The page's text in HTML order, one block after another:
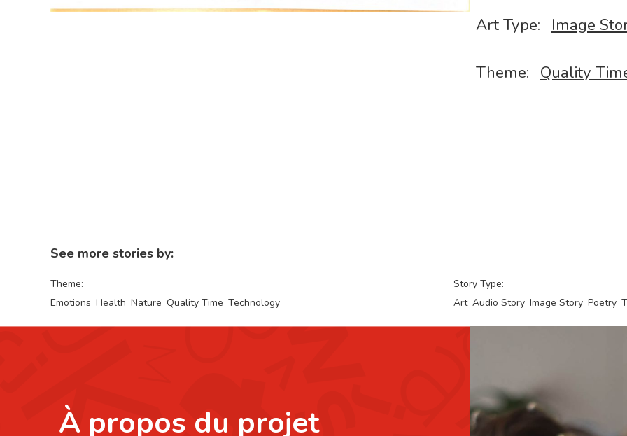
Art Type: Image
Theme: Quality
See more stories by:
Theme:
Emotions Health Nature Quality Time Technology
Story Type:
Art Audio Story Image Story Poetry
À propos du projet